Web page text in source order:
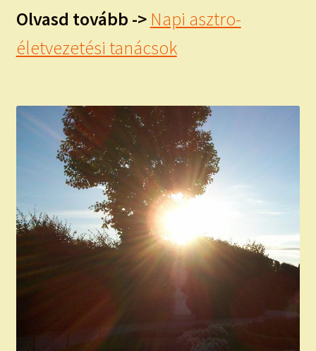
Olvasd tovább -> Napi asztro-
életvezetési tanácsok